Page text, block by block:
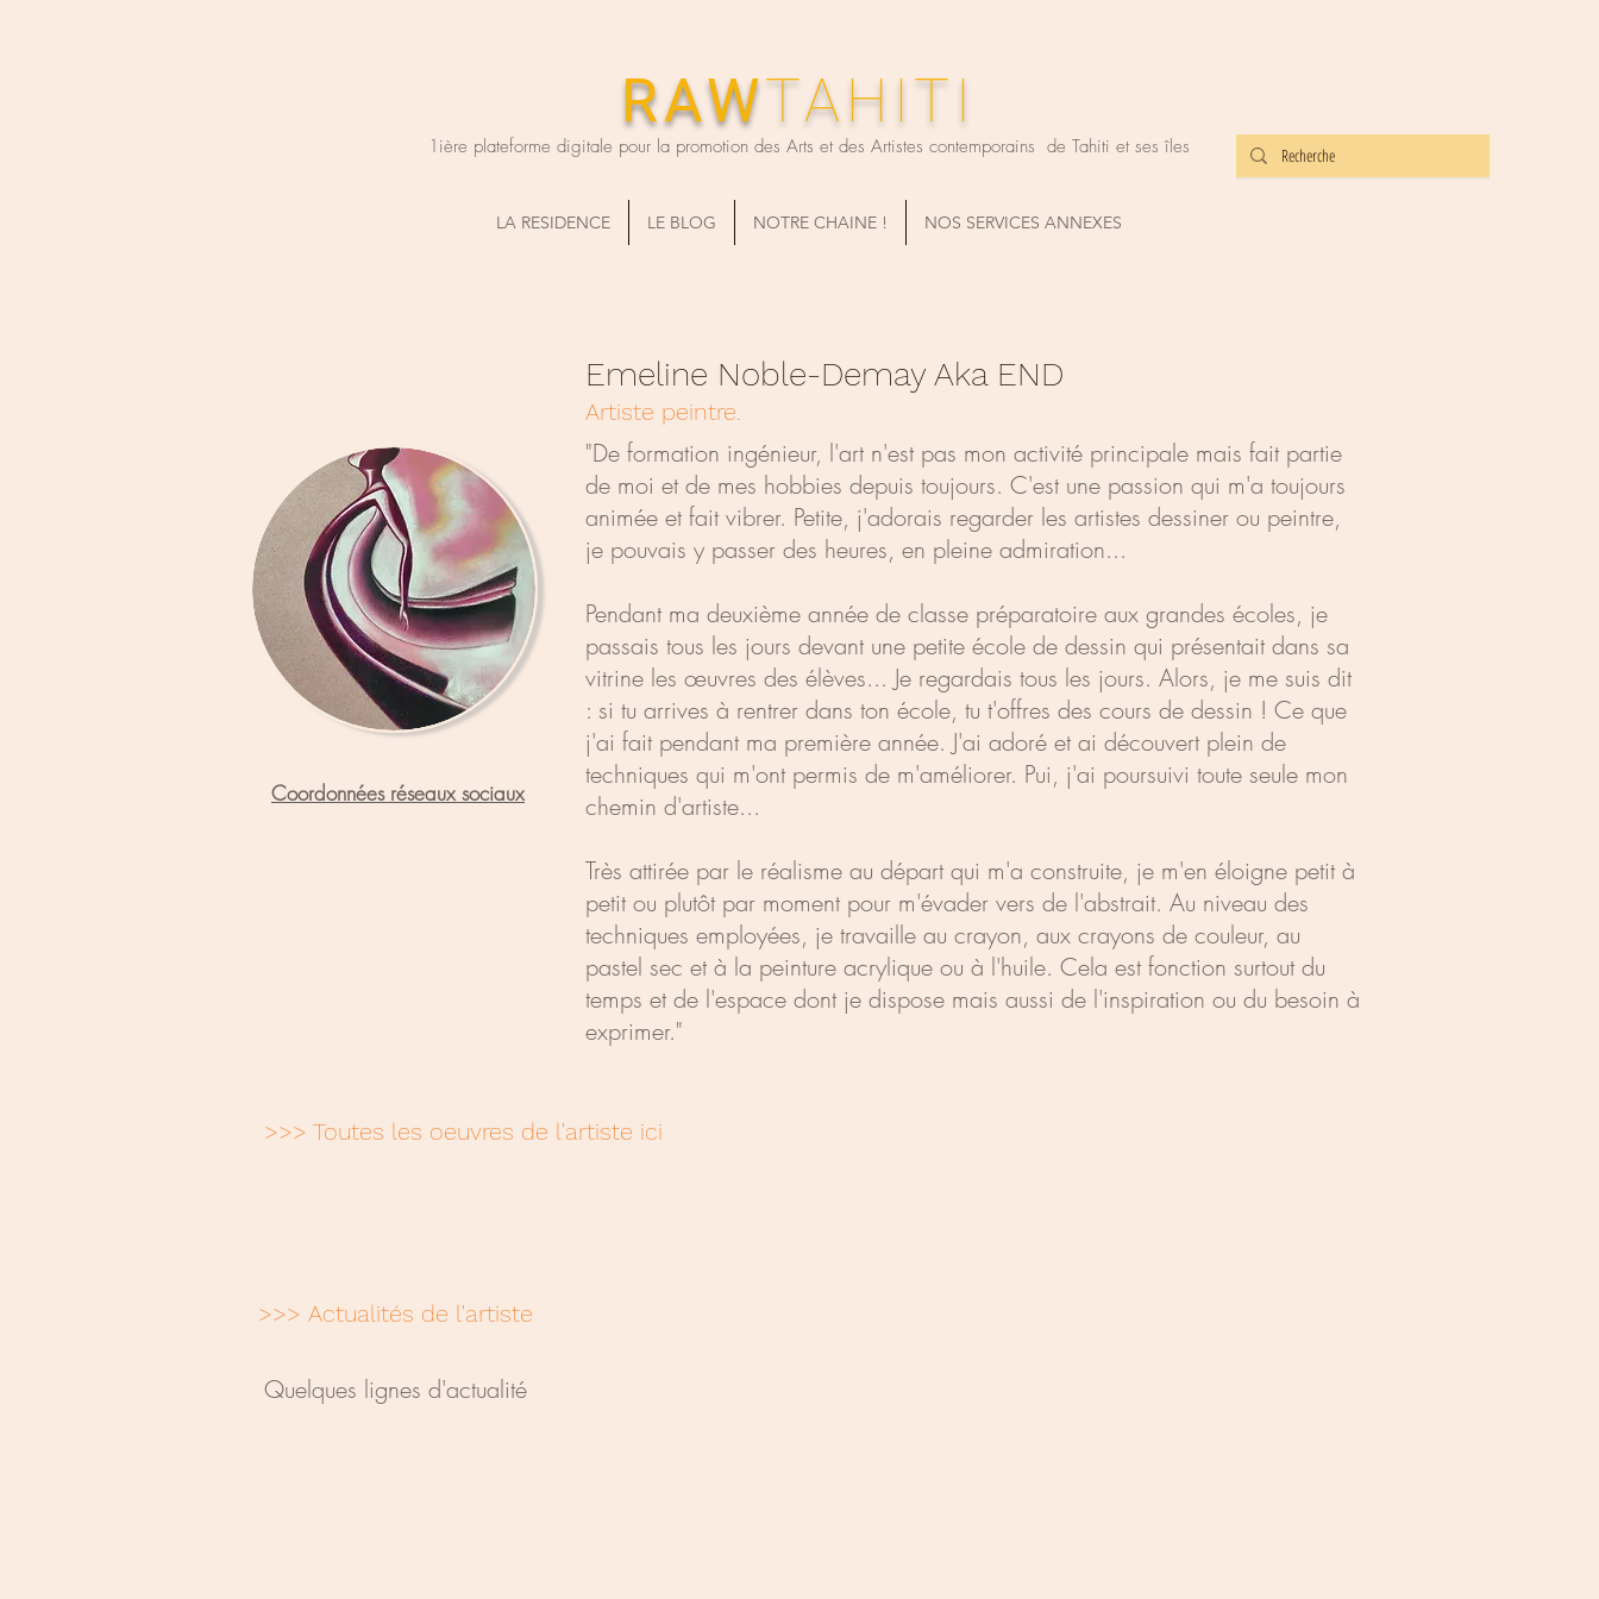
RAWTAHITI
1ière plateforme digitale pour la promotion des Arts et des Artistes contemporains de Tahiti et ses îles
LA RESIDENCE LE BLOG NOTRE CHAINE ! NOS SERVICES ANNEXES
Emeline Noble-Demay Aka END
Artiste peintre.
Coordonnées réseaux sociaux
"De formation ingénieur, l'art n'est pas mon activité principale mais fait partie
de moi et de mes hobbies depuis toujours. C'est une passion qui m'a toujours
animée et fait vibrer. Petite, j'adorais regarder les artistes dessiner ou peintre,
je pouvais y passer des heures, en pleine admiration...
Pendant ma deuxième année de classe préparatoire aux grandes écoles, je
passais tous les jours devant une petite école de dessin qui présentait dans sa
vitrine les œuvres des élèves... Je regardais tous les jours. Alors, je me suis dit
: si tu arrives à rentrer dans ton école, tu t'offres des cours de dessin ! Ce que
j'ai fait pendant ma première année. J'ai adoré et ai découvert plein de
techniques qui m'ont permis de m'améliorer. Pui, j'ai poursuivi toute seule mon
chemin d'artiste...
Très attirée par le réalisme au départ qui m'a construite, je m'en éloigne petit à
petit ou plutôt par moment pour m'évader vers de l'abstrait. Au niveau des
techniques employées, je travaille au crayon, aux crayons de couleur, au
pastel sec et à la peinture acrylique ou à l'huile. Cela est fonction surtout du
temps et de l'espace dont je dispose mais aussi de l'inspiration ou du besoin à
exprimer."
>>> Toutes les oeuvres de l'artiste ici
>>> Actualités de l'artiste
Quelques lignes d'actualité